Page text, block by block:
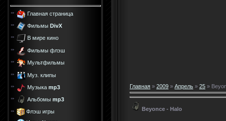
Главная страница
Фильмы DivX
В мире кино
Фильмы флэш
Мультфильмы
Муз. клипы
Музыка mp3
Альбомы mp3
Флэш игры
Главная » 2009 » Апрель » 25 »
Beyonce - Halo